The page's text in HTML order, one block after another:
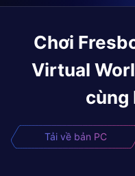
Chơi
Virtual
cùng
Tải về bản PC